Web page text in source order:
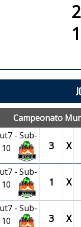
Campeonato
- Sub-
10
3 X
- Sub-
10
1 X
- Sub-
10
3 X